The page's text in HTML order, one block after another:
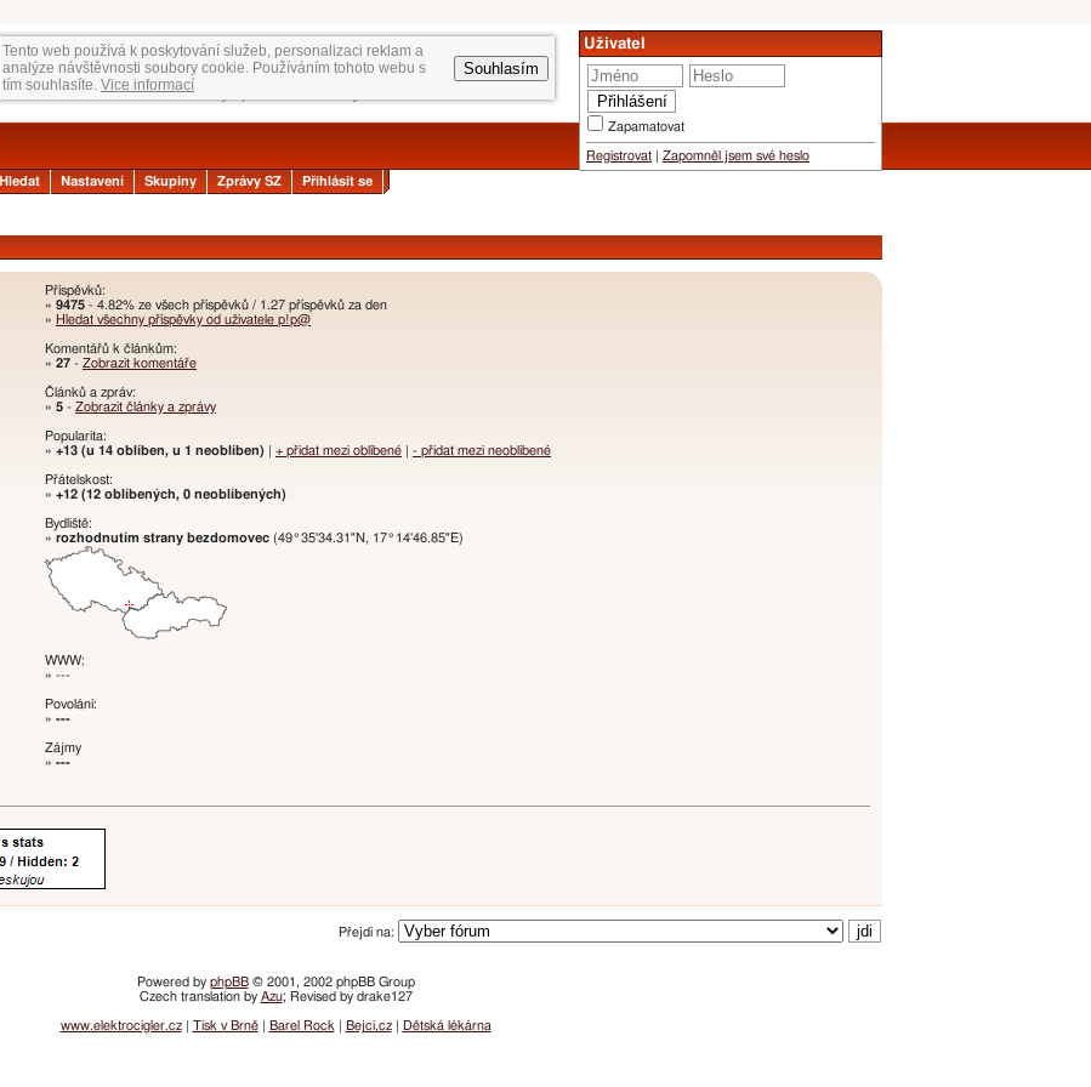
Tento web používá k poskytování služeb, personalizaci reklam a
analýze návštěvnosti soubory cookie. Používáním tohoto webu s
tím souhlasíte. Vice informací
Souhlasím
Uživatel
Zapamatovat
Registrovat Zapomněl jsem své heslo
Hledat Nastavení Skupiny Zprávy SZ
Přihlásit se
Příspěvků:
» 9475 - 4.82% ze všech příspěvků / 1.27 příspěvků za den
» Hledat všechny příspěvky od uživatele p!p@
Komentářů k článkům:
» 27 - Zobrazit komentáře
Článků a zpráv:
» 5 - Zobrazit články a zprávy
Popularita:
» +13 (u 14 oblíben, u 1 neoblíben) + přidat mezi oblíbené - přidat mezi neoblíbené
Přátelskost:
» +12 (12 oblíbených, 0 neoblíbených)
Bydliště:
» rozhodnutím strany bezdomovec (49°35'34.31"N, 17°14'46.85"E)
WWW:
» ---
Povolání:
» ---
Zájmy
» ---
Přejdi na:
Powered by phpBB© 2001, 2002 phpBB Group
Czech translation by Azu; Revised by drake127
www.elektrocigler.cz| Tisk v Brně| Barel Rock Bejci.cz| Dětská lékárna